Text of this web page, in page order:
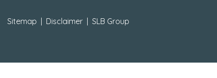
Sitemap Disclaimer SLB Group